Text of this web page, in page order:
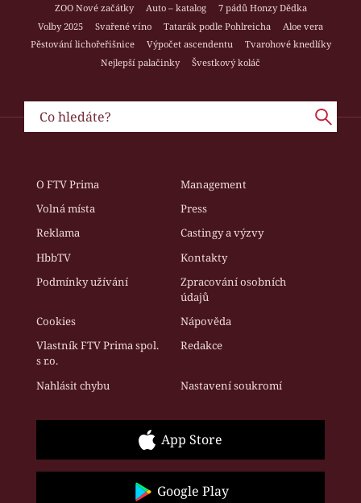
ZOO Nové začátky
Auto – katalog
7 pádů Honzy Dědka
Volby 2025
Svařené víno Tatarák podle Pohlreicha
Aloe vera
Pěstování lichořeřišnice
Výpočet ascendentu
Tvarohové knedlíky
Nejlepší palačinky
Švestkový koláč
O FTV Prima
Management
Volná místa
Press
Reklama
Castingy a výzvy
HbbTV
Kontakty
Podmínky užívání
Zpracování osobních
údajů
Cookies
Nápověda
Vlastník FTV Prima spol.
s r.o.
Redakce
Nahlásit chybu Nastavení soukromí
App Store
Google Play